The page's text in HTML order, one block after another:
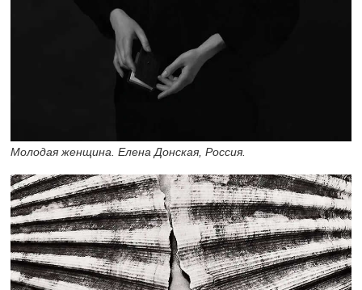
Молодая женщина. Елена Донская, Россия.